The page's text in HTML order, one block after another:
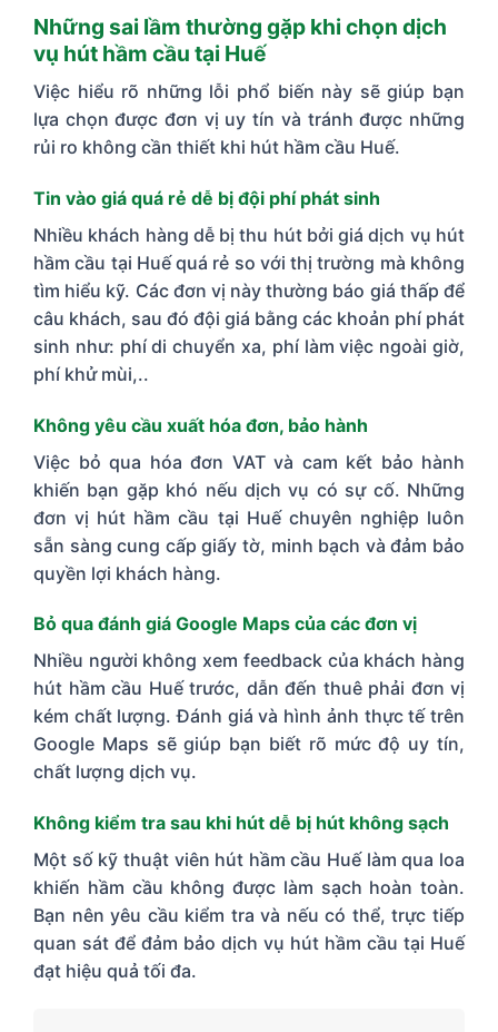
Những sai lầm thường gặp khi chọn dịch
vụ hút hầm cầu tại Huế
Việc hiểu rõ những lỗi phổ biến này sẽ giúp bạn
lựa chọn được đơn vị uy tín và tránh được những
rủi ro không cần thiết khi hút hầm cầu Huế.
Tin vào giá quá rẻ dễ bị đội phí phát sinh
Nhiều khách hàng dễ bị thu hút bởi giá dịch vụ hút
hầm cầu tại Huế quá rẻ so với thị trường mà không
tìm hiểu kỹ. Các đơn vị này thường báo giá thấp để
câu khách, sau đó đội giá bằng các khoản phí phát
sinh như: phí di chuyển xa, phí làm việc ngoài giờ,
phí khử mùi,..
Không yêu cầu xuất hóa đơn, bảo hành
Việc bỏ qua hóa đơn VAT và cam kết bảo hành
khiến bạn gặp khó nếu dịch vụ có sự cố. Những
đơn vị hút hầm cầu tại Huế chuyên nghiệp luôn
sẵn sàng cung cấp giấy tờ, minh bạch và đảm bảo
quyền lợi khách hàng.
Bỏ qua đánh giá Google Maps của các đơn vị
Nhiều người không xem feedback của khách hàng
hút hầm cầu Huế trước, dẫn đến thuê phải đơn vị
kém chất lượng. Đánh giá và hình ảnh thực tế trên
Google Maps sẽ giúp bạn biết rõ mức độ uy tín,
chất lượng dịch vụ.
Không kiểm tra sau khi hút dễ bị hút không sạch
Một số kỹ thuật viên hút hầm cầu Huế làm qua loa
khiến hầm cầu không được làm sạch hoàn toàn.
Bạn nên yêu cầu kiểm tra và nếu có thể, trực tiếp
quan sát để đảm bảo dịch vụ hút hầm cầu tại Huế
đạt hiệu quả tối đa.